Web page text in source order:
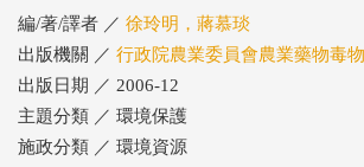
編/著/譯者 ／ 徐玲明，蔣慕琰
出版機關 ／ 行政院農業委員會農業藥物毒
出版日期 ／ 2006-12
主題分類 ／ 環境保護
施政分類 ／ 環境資源